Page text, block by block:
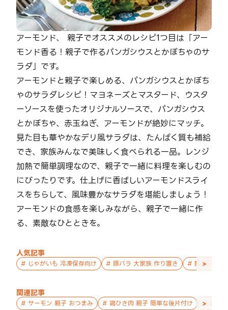
アーモンド、 親子でオススメのレシピ1つ目は「アー
モンド香る！親子で作るパンガシウスとかぼちゃのサ
ラダ」です。
アーモンドと親子で楽しめる、パンガシウスとかぼち
ゃのサラダレシピ！マヨネーズとマスタード、ウスタ
ーソースを使ったオリジナルソースで、パンガシウス
とかぼちゃ、赤玉ねぎ、アーモンドが絶妙にマッチ。
見た目も華やかなデリ風サラダは、たんぱく質も補給
でき、家族みんなで美味しく食べられる一品。レンジ
加熱で簡単調理なので、親子で一緒に料理を楽しむの
にぴったりです。仕上げに香ばしいアーモンドスライ
スをちらして、風味豊かなサラダを堪能しましょう！
アーモンドの食感を楽しみながら、親子で一緒に作
る、素敵なひとときを。
人気記事
# じゃがいも 冷凍保存向け # 豚バラ 大家族 作り置き # 鮭 親子 作
>
関連記事
# サーモン 親子 おつまみ # 鶏ひき肉 親子 簡単な後片付け #
>